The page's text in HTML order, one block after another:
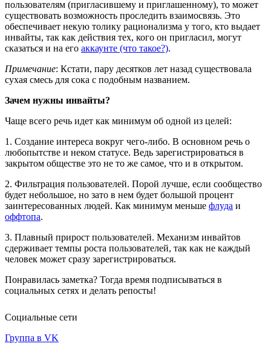
пользователям (пригласившему и приглашенному), то может
существовать возможность проследить взаимосвязь. Это
обеспечивает некую толику рационализма у того, кто выдает
инвайты, так как действия тех, кого он пригласил, могут
сказаться и на его аккаунте (что такое?).
Примечание: Кстати, пару десятков лет назад существовала
сухая смесь для сока с подобным названием.
Зачем нужны инвайты?
Чаще всего речь идет как минимум об одной из целей:
1. Создание интереса вокруг чего-либо. В основном речь о
любопытстве и неком статусе. Ведь зарегистрироваться в
закрытом обществе это не то же самое, что и в открытом.
2. Фильтрация пользователей. Порой лучше, если сообщество
будет небольшое, но зато в нем будет большой процент
заинтересованных людей. Как минимум меньше флуда и
оффтопа.
3. Плавный прирост пользователей. Механизм инвайтов
сдерживает темпы роста пользователей, так как не каждый
человек может сразу зарегистрироваться.
Понравилась заметка? Тогда время подписываться в
социальных сетях и делать репосты!
Социальные сети
Группа в VK